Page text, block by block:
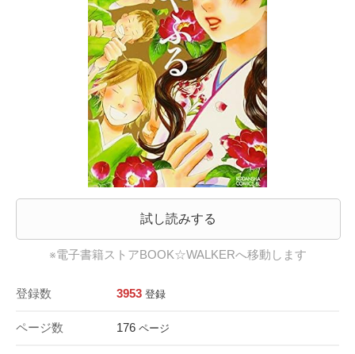
試し読みする
※電子書籍ストアBOOK☆WALKERへ移動します
登録数 3953 登録
ページ数 176 ページ